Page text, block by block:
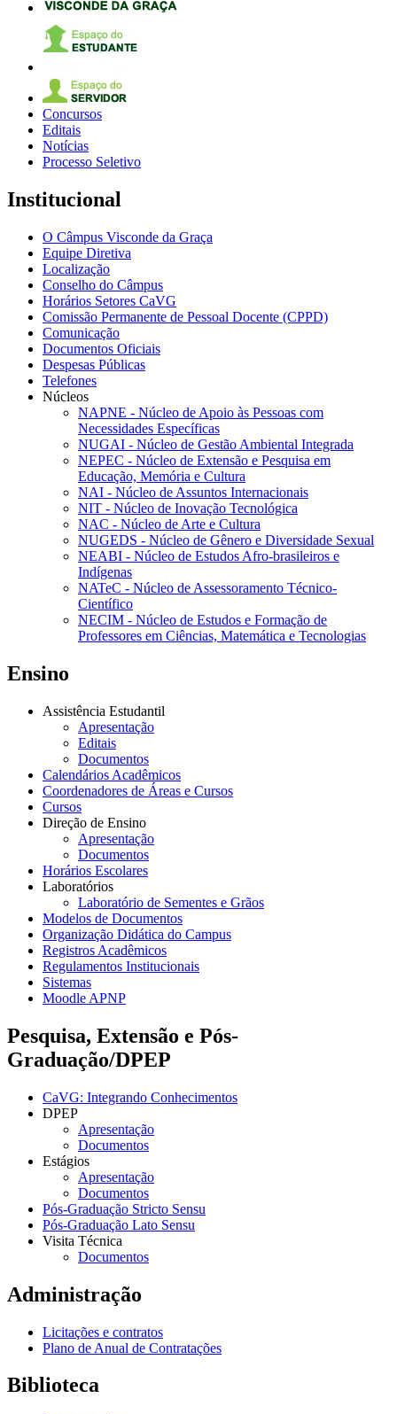
Concursos
Editais
Notícias
Processo Seletivo
Institucional
O Câmpus Visconde da Graça
Equipe Diretiva
Localização
Conselho do Câmpus
Horários Setores CaVG
Comissão Permanente de Pessoal Docente (CPPD)
Comunicação
Documentos Oficiais
Despesas Públicas
Telefones
Núcleos
NAPNE - Núcleo de Apoio às Pessoas com
Necessidades Específicas
NUGAI - Núcleo de Gestão Ambiental Integrada
NEPEC - Núcleo de Extensão e Pesquisa em
Educação, Memória e Cultura
NAI - Núcleo de Assuntos Internacionais
NIT - Núcleo de Inovação Tecnológica
NAC - Núcleo de Arte e Cultura
NUGEDS - Núcleo de Gênero e Diversidade Sexual
NEABI - Núcleo de Estudos Afro-brasileiros e
Indígenas
NATeC - Núcleo de Assessoramento Técnico-
Científico
NECIM - Núcleo de Estudos e Formação de
Professores em Ciências, Matemática e Tecnologias
Ensino
Assistência Estudantil
Apresentação
Editais
Documentos
Calendários Acadêmicos
Coordenadores de Áreas e Cursos
Cursos
Direção de Ensino
Apresentação
Documentos
Horários Escolares
Laboratórios
Laboratório de Sementes e Grãos
Modelos de Documentos
Organização Didática do Campus
Registros Acadêmicos
Regulamentos Institucionais
Sistemas
Moodle APNP
Pesquisa, Extensão e Pós-
Graduação/DPEP
CaVG: Integrando Conhecimentos
DPEP
Apresentação
Documentos
Estágios
Apresentação
Documentos
Pós-Graduação Stricto Sensu
Pós-Graduação Lato Sensu
Visita Técnica
Documentos
Administração
Licitações e contratos
Plano de Anual de Contratações
Biblioteca